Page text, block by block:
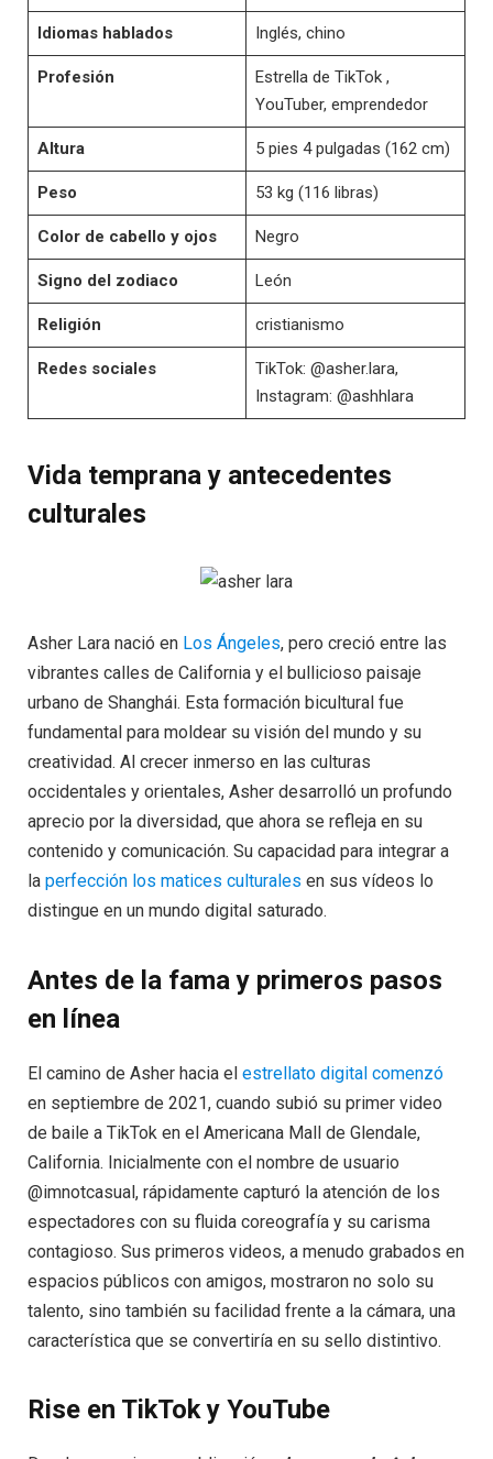
Idiomas hablados Inglés, chino
Profesión
Estrella de TikTok ,
YouTuber, emprendedor
Altura 5 pies 4 pulgadas (162 cm)
Peso 53 kg (116 libras)
Color de cabello y ojos Negro
Signo del zodiaco León
Religión cristianismo
Redes sociales
TikTok: @asher.lara,
Instagram: @ashhlara
Vida temprana y antecedentes
culturales
Asher Lara nació en Los Ángeles, pero creció entre las
vibrantes calles de California y el bullicioso paisaje
urbano de Shanghái. Esta formación bicultural fue
fundamental para moldear su visión del mundo y su
creatividad. Al crecer inmerso en las culturas
occidentales y orientales, Asher desarrolló un profundo
aprecio por la diversidad, que ahora se refleja en su
contenido y comunicación. Su capacidad para integrar a
la perfección los matices culturales en sus vídeos lo
distingue en un mundo digital saturado.
Antes de la fama y primeros pasos
en línea
El camino de Asher hacia el estrellato digital comenzó
en septiembre de 2021, cuando subió su primer video
de baile a TikTok en el Americana Mall de Glendale,
California. Inicialmente con el nombre de usuario
@imnotcasual, rápidamente capturó la atención de los
espectadores con su fluida coreografía y su carisma
contagioso. Sus primeros videos, a menudo grabados en
espacios públicos con amigos, mostraron no solo su
talento, sino también su facilidad frente a la cámara, una
característica que se convertiría en su sello distintivo.
Rise en TikTok y YouTube